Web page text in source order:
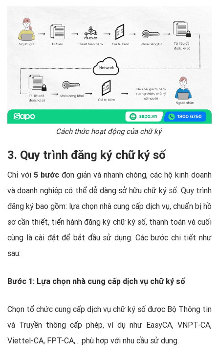
Cách thức hoạt động của chữ ký
3. Quy trình đăng ký chữ ký số
Chỉ với 5 bước đơn giản và nhanh chóng, các hộ kinh doanh
và doanh nghiệp có thể dễ dàng sở hữu chữ ký số. Quy trình
đăng ký bao gồm: lựa chọn nhà cung cấp dịch vụ, chuẩn bị hồ
sơ cần thiết, tiến hành đăng ký chữ ký số, thanh toán và cuối
cùng là cài đặt để bắt đầu sử dụng. Các bước chi tiết như
sau:
Bước 1: Lựa chọn nhà cung cấp dịch vụ chữ ký số
Chọn tổ chức cung cấp dịch vụ chữ ký số được Bộ Thông tin
và Truyền thông cấp phép, ví dụ như EasyCA, VNPT-CA,
Viettel-CA, FPT-CA,... phù hợp với nhu cầu sử dụng.